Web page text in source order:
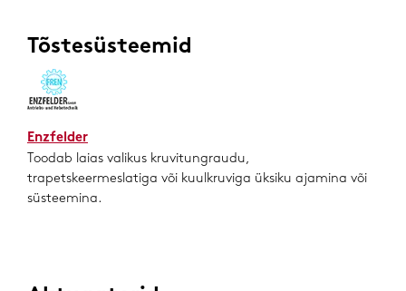
Tõstesüsteemid
Enzfelder
Toodab laias valikus kruvitungraudu,
trapetskeermeslatiga või kuulkruviga üksiku ajamina või
süsteemina.